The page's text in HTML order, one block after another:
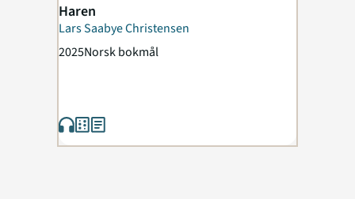
Haren
Lars Saabye Christensen
2025Norsk bokmål